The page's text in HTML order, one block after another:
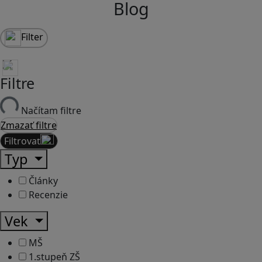
Blog
Filter
Filtre
Načítam filtre
Zmazať filtre
Filtrovať
Typ
Články
Recenzie
Vek
MŠ
1.stupeň ZŠ